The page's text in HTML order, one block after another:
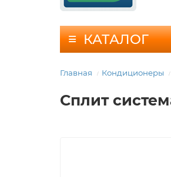
КАТАЛОГ
Главная Кондиционеры
Сплит